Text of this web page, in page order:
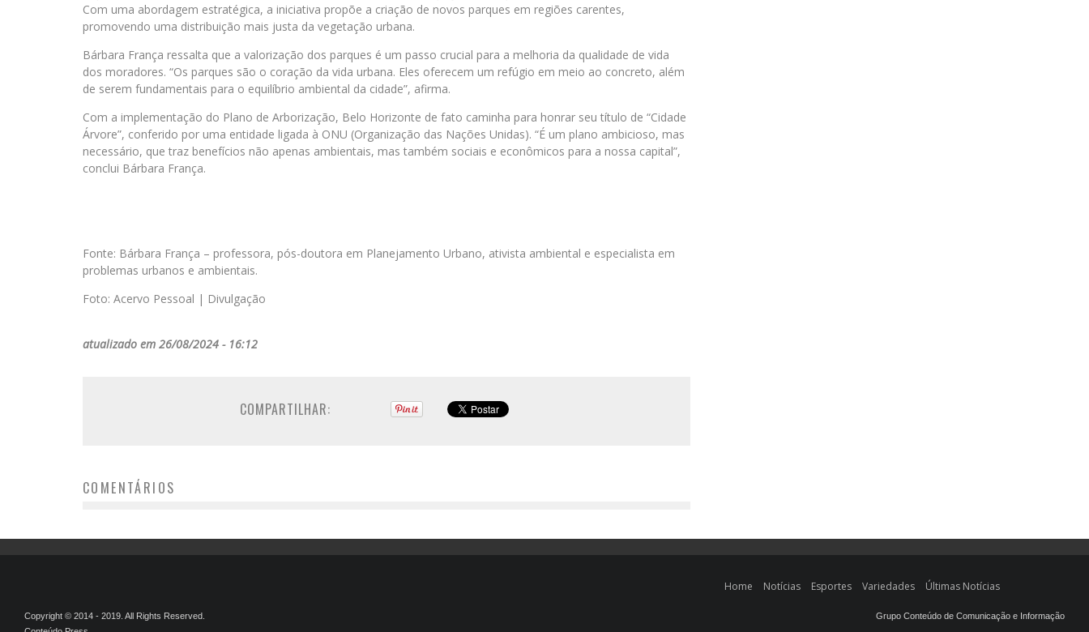
Com uma abordagem estratégica, a iniciativa propõe a criação de novos parques em regiões carentes,
promovendo uma distribuição mais justa da vegetação urbana.
Bárbara França ressalta que a valorização dos parques é um passo crucial para a melhoria da qualidade de vida
dos moradores. “Os parques são o coração da vida urbana. Eles oferecem um refúgio em meio ao concreto, além
de serem fundamentais para o equilíbrio ambiental da cidade”, afirma.
Com a implementação do Plano de Arborização, Belo Horizonte de fato caminha para honrar seu título de “Cidade
Árvore”, conferido por uma entidade ligada à ONU (Organização das Nações Unidas). “É um plano ambicioso, mas
necessário, que traz benefícios não apenas ambientais, mas também sociais e econômicos para a nossa capital”,
conclui Bárbara França.
Fonte: Bárbara França – professora, pós-doutora em Planejamento Urbano, ativista ambiental e especialista em
problemas urbanos e ambientais.
Foto: Acervo Pessoal | Divulgação
atualizado em 26/08/2024 - 16:12
COMPARTILHAR:
COMENTÁRIOS
Home Notícias Esportes Variedades Últimas Notícias
Copyright © 2014 - 2019. All Rights Reserved.
Grupo Conteúdo de Comunicação e Informação